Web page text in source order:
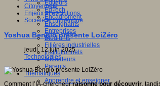
Editeurs
EdTech
Encadrement
Enseignants
Entreprises
Etudiants
Filières industrielles
Institutionnels
Médiateurs
Parents
Thématiques
Apprendre et enseigner
Citoyenneté
Enjeux et évolutions
Société et numérique
Yoshua Bengio présente LoiZéro
jeudi, 12 juin 2025
Technologies
Comment l’IA-chercheurraisonne pour découvrir,